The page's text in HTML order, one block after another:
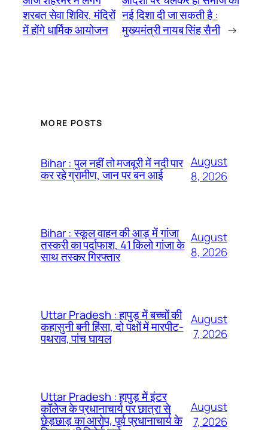
शरबत सेवा शिविर, मंदिरों
में होंगे धार्मिक आयोजन
नई दिशा दी जा सकती है :
मुख्यमंत्री नायब सिंह सैनी →
MORE POSTS
Bihar : पुल नहीं तो मजबूरी में नदी पार
कर रहे ग्रामीण, जान पर बन आई
August
8, 2026
Bihar : स्कूल वाहन की आड़ में गांजा
तस्करी का पर्दाफाश, 41 किलो गांजा के
साथ तस्कर गिरफ्तार
August
8, 2026
Uttar Pradesh : हापुड़ में बच्चों की
कहासुनी बनी हिंसा, दो पक्षों में मारपीट-
पथराव, पांच घायल
August
7, 2026
Uttar Pradesh : हापुड़ में इंटर
कॉलेज के प्रधानाचार्य पर छात्रा से
छेड़छाड़ का आरोप, पूर्व प्रधानाचार्य के
August
7, 2026